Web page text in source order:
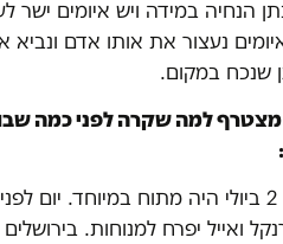
הנחיה במידה ויש איומים ישר
נעצור את אותו אדם
שנכח במקום.
מצטרף למה שקרה לפני כמה
יום רביעי 2 ביולי היה מתוח
ואייל יפרח למנוחות.